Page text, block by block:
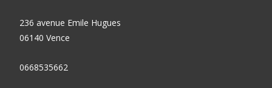
236 avenue Emile Hugues
06140 Vence
0668535662